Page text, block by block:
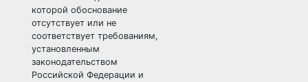
которой обоснование
отсутствует или не
соответствует требованиям,
установленным
законодательством
Российской Федерации и